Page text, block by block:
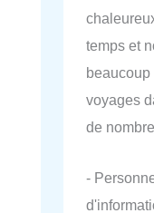
temps et
voyages
de
-